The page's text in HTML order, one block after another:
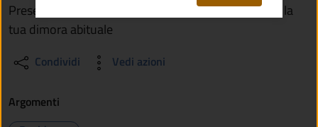
Presenta la dichiarazione di residenza se trasferisci la
tua dimora abituale
Condividi Vedi azioni
Argomenti